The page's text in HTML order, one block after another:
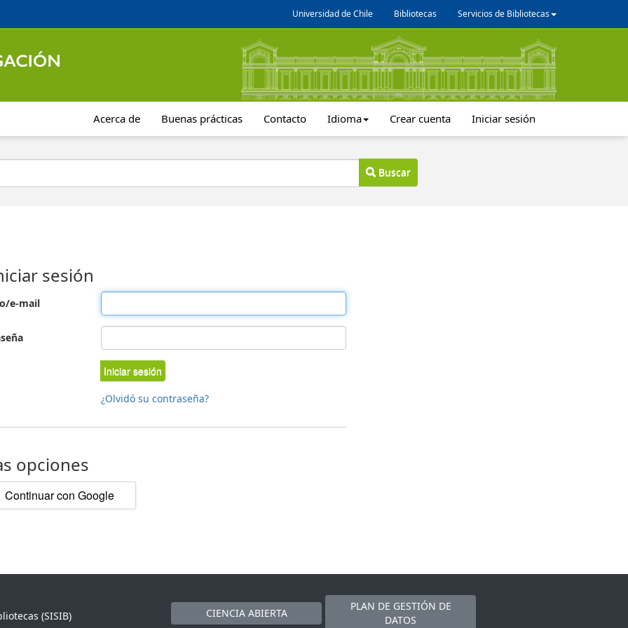
Universidad de Chile Bibliotecas Servicios de Bibliotecas
Acerca de Buenas prácticas Contacto Idioma Crear cuenta Iniciar sesión
Buscar
sesión
e-mail
Iniciar sesión
¿Olvidó su contraseña?
opciones
Continuar con Google
(SISIB)
CIENCIA ABIERTA
PLAN DE GESTIÓN DE
DATOS